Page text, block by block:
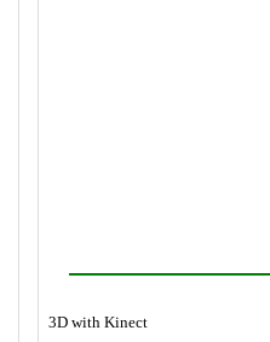
3D with Kinect